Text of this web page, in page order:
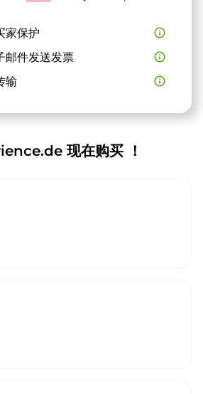
家保护
info_outline
邮件发送发票
info_outline
输 info_outline
现在购买 ！